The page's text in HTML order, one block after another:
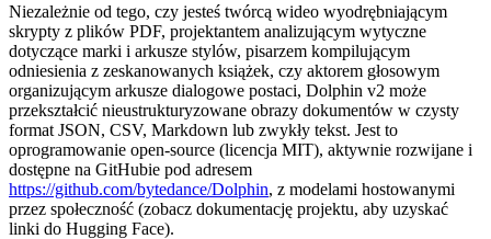
Niezależnie od tego, czy jesteś twórcą wideo wyodrębniającym
skrypty z plików PDF, projektantem analizującym wytyczne
dotyczące marki i arkusze stylów, pisarzem kompilującym
odniesienia z zeskanowanych książek, czy aktorem głosowym
organizującym arkusze dialogowe postaci, Dolphin v2 może
przekształcić nieustrukturyzowane obrazy dokumentów w czysty
format JSON, CSV, Markdown lub zwykły tekst. Jest to
oprogramowanie open-source (licencja MIT), aktywnie rozwijane i
dostępne na GitHubie pod adresem
https://github.com/bytedance/Dolphin, z modelami hostowanymi
przez społeczność (zobacz dokumentację projektu, aby uzyskać
linki do Hugging Face).